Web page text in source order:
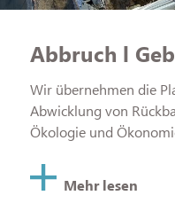
Abbruch l
Wir übernehmen die
Abwicklung von
Ökologie und